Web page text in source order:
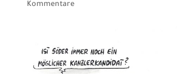
Kommentare